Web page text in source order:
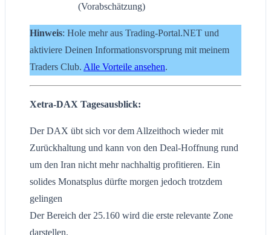
(Vorabschätzung)
Hinweis: Hole mehr aus Trading-Portal.NET und
aktiviere Deinen Informationsvorsprung mit meinem
Traders Club. Alle Vorteile ansehen.
Xetra-DAX Tagesausblick:
Der DAX übt sich vor dem Allzeithoch wieder mit
Zurückhaltung und kann von den Deal-Hoffnung rund
um den Iran nicht mehr nachhaltig profitieren. Ein
solides Monatsplus dürfte morgen jedoch trotzdem
gelingen
Der Bereich der 25.160 wird die erste relevante Zone
darstellen.